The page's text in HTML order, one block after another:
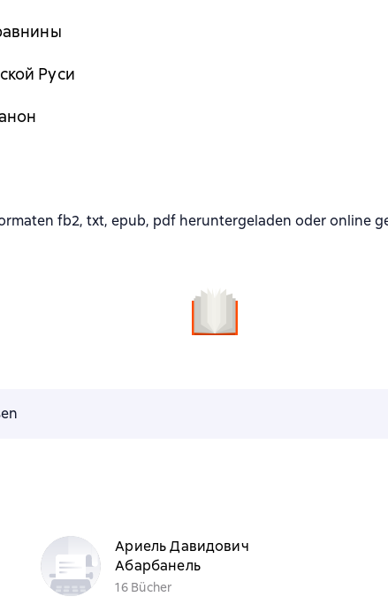
Руси
fb2, txt, epub, pdf heruntergeladen oder online
Ариель Давидович
Абарбанель
16 Bücher